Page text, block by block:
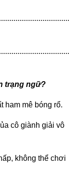
trạng ngữ?
ham mê bóng rổ.
cô giành giải vô
không thể chơi